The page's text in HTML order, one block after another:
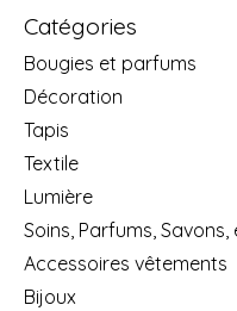
Catégories
Bougies et parfums
Décoration
Tapis
Textile
Lumière
Soins, Parfums, Savons,
Accessoires vêtements
Bijoux